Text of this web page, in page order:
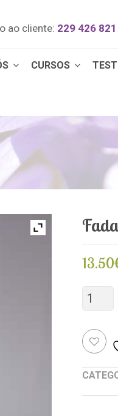
ao cliente: 229 426 821
CURSOS
13.50
Fada
26